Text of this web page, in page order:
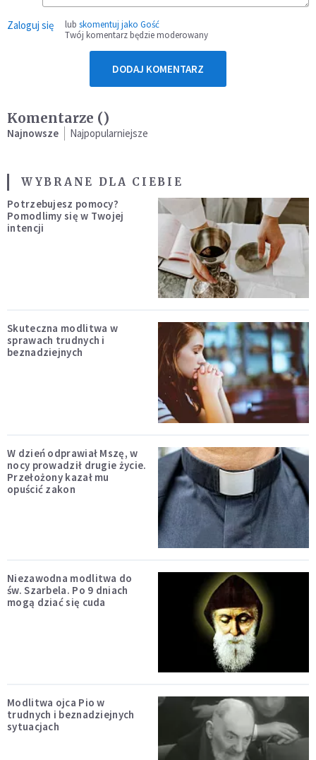
Zaloguj się lub skomentuj jako Gość
Twój komentarz będzie moderowany
DODAJ KOMENTARZ
Komentarze ()
Najnowsze Najpopularniejsze
WYBRANE DLA CIEBIE
Potrzebujesz pomocy?
Pomodlimy się w Twojej
intencji
Skuteczna modlitwa w
sprawach trudnych i
beznadziejnych
W dzień odprawiał Mszę, w
nocy prowadził drugie życie.
Przełożony kazał mu
opuścić zakon
Niezawodna modlitwa do
św. Szarbela. Po 9 dniach
mogą dziać się cuda
Modlitwa ojca Pio w
trudnych i beznadziejnych
sytuacjach